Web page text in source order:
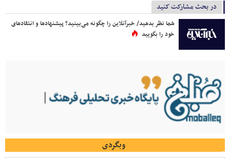
در بحث مشارکت کنید
شما نظر بدهید/ خبرآنلاین را چگونه می‌بینید؟ پیشنهادها و انتقادهای
خود را بگویید
وبگردی